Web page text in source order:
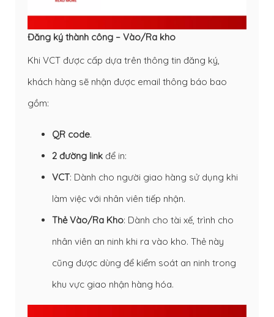
Đăng ký thành công – Vào/Ra kho
Khi VCT được cấp dựa trên thông tin đăng ký,
khách hàng sẽ nhận được email thông báo bao
gồm:
QR code.
2 đường link để in:
VCT: Dành cho người giao hàng sử dụng khi
làm việc với nhân viên tiếp nhận.
Thẻ Vào/Ra Kho: Dành cho tài xế, trình cho
nhân viên an ninh khi ra vào kho. Thẻ này
cũng được dùng để kiểm soát an ninh trong
khu vực giao nhận hàng hóa.